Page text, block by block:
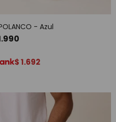
- Azul
$1.692